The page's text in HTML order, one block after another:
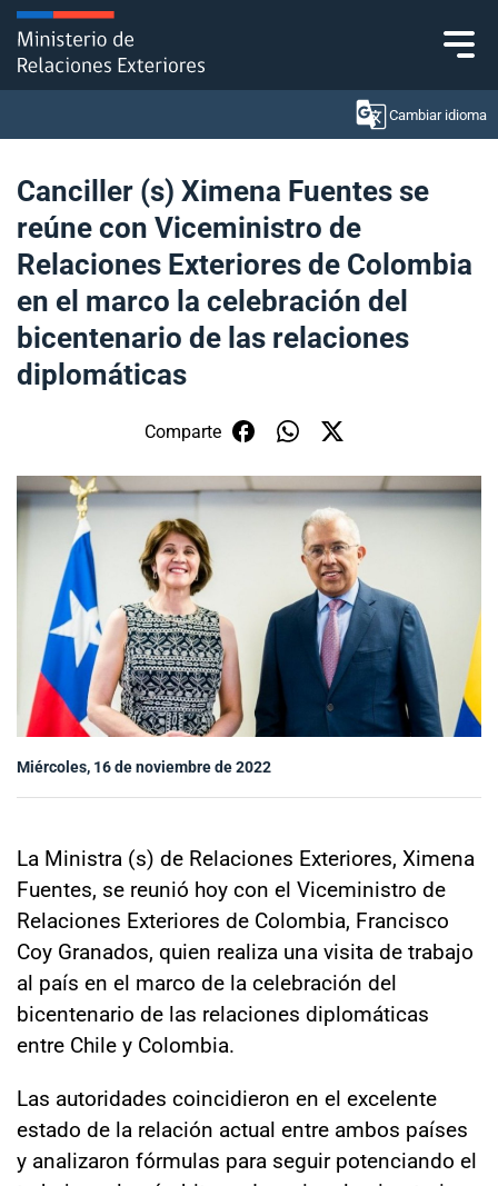
Click acá para ir directamente al contenido
Cambiar idioma
Ministerio
Política Exterior
Embajadas y consulados
Servicios ciudadanos
Subsecretaría de Relaciones Económicas
Internacionales
Sala de prensa
modo claro
Canciller (s) Ximena Fuentes se
reúne con Viceministro de
Relaciones Exteriores de Colombia
en el marco la celebración del
bicentenario de las relaciones
diplomáticas
Comparte
Miércoles, 16 de noviembre de 2022
La Ministra (s) de Relaciones Exteriores, Ximena
Fuentes, se reunió hoy con el Viceministro de
Relaciones Exteriores de Colombia, Francisco
Coy Granados, quien realiza una visita de trabajo
al país en el marco de la celebración del
bicentenario de las relaciones diplomáticas
entre Chile y Colombia.
Las autoridades coincidieron en el excelente
estado de la relación actual entre ambos países
y analizaron fórmulas para seguir potenciando el